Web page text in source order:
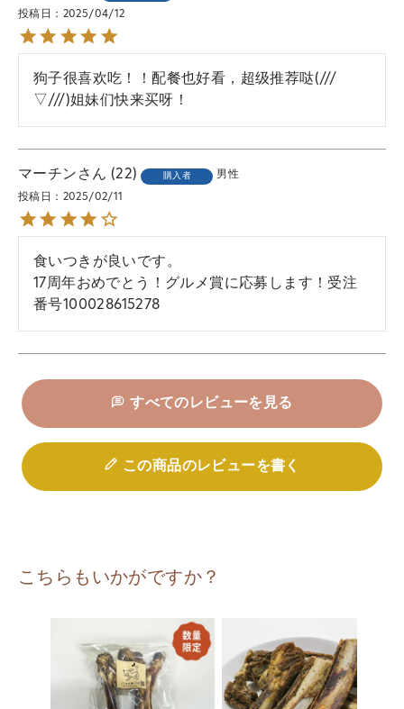
投稿日 2025/04/12
狗子很喜欢吃！！配餐也好看，超级推荐哒(///
▽///)姐妹们快来买呀！
マーチン 22 購入者 男性
投稿日 2025/02/11
食いつきが良いです。
17周年おめでとう！グルメ賞に応募します！受注
番号100028615278
すべてのレビューを見る
この商品のレビューを書く
こちらもいかがですか？